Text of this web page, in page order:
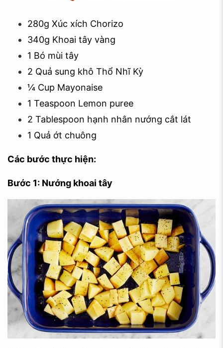
280g Xúc xích Chorizo
340g Khoai tây vàng
1 Bó mùi tây
2 Quả sung khô Thổ Nhĩ Kỳ
¼ Cup Mayonaise
1 Teaspoon Lemon puree
2 Tablespoon hạnh nhân nướng cắt lát
1 Quả ớt chuông
Các bước thực hiện:
Bước 1: Nướng khoai tây